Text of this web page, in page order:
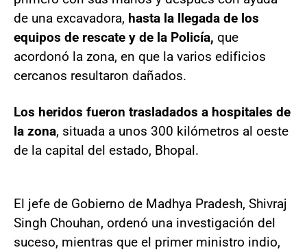
de una excavadora, hasta la llegada de los
equipos de rescate y de la Policía, que
acordonó la zona, en que la varios edificios
cercanos resultaron dañados.
Los heridos fueron trasladados a hospitales de
la zona, situada a unos 300 kilómetros al oeste
de la capital del estado, Bhopal.
El jefe de Gobierno de Madhya Pradesh, Shivraj
Singh Chouhan, ordenó una investigación del
suceso, mientras que el primer ministro indio,